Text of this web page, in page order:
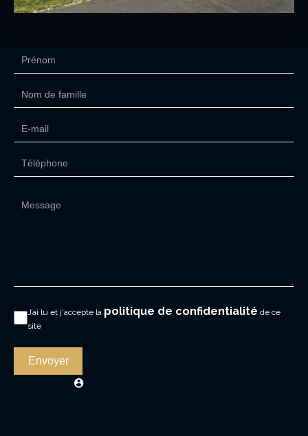
J’ai lu et j'accepte la politique de confidentialité de ce
site
Envoyer